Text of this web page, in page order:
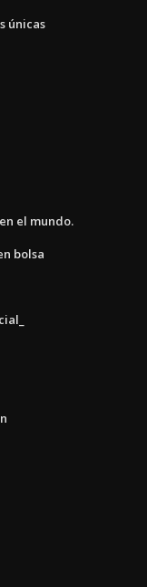
únicas
el mundo.
bolsa